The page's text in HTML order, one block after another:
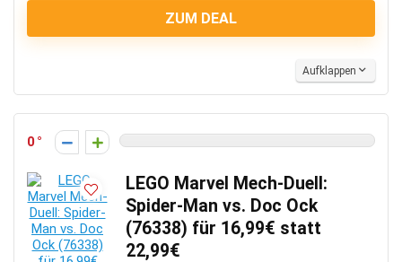
ZUM DEAL
Aufklappen
0
LEGO Marvel Mech-Duell:
Spider-Man vs. Doc Ock
(76338) für 16,99€ statt
22,99€